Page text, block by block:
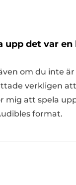
upp det var en
om du inte
verkligen
att spela
format.